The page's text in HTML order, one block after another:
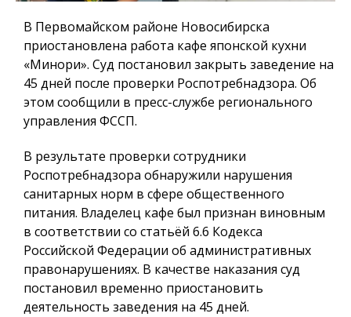
В Первомайском районе Новосибирска
приостановлена работа кафе японской кухни
«Минори». Суд постановил закрыть заведение на
45 дней после проверки Роспотребнадзора. Об
этом сообщили в пресс-службе регионального
управления ФССП.
В результате проверки сотрудники
Роспотребнадзора обнаружили нарушения
санитарных норм в сфере общественного
питания. Владелец кафе был признан виновным
в соответствии со статьёй 6.6 Кодекса
Российской Федерации об административных
правонарушениях. В качестве наказания суд
постановил временно приостановить
деятельность заведения на 45 дней.